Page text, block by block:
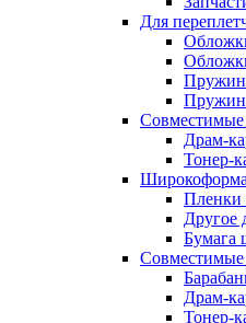
Для
Совместимые
Драм-
Тонер-
Пленки
Другое
Бумага
Совместимые
Драм-
Тонер-